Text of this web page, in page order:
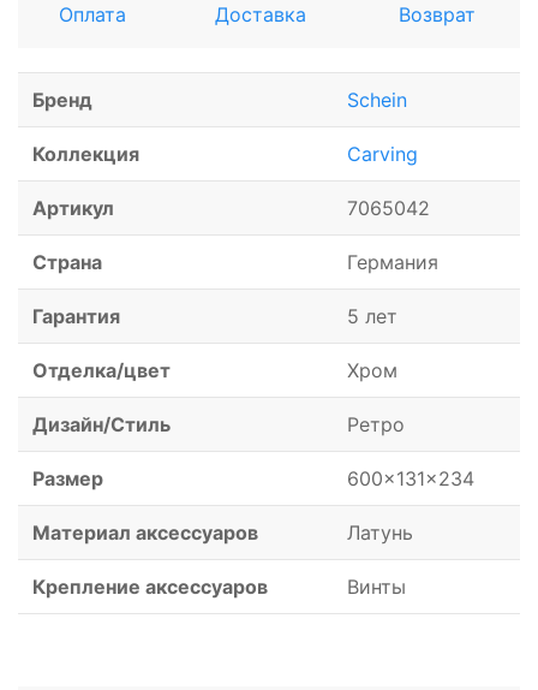
Оплата Доставка Возврат
Бренд Schein
Коллекция Carving
Артикул 7065042
Страна Германия
Гарантия 5 лет
Отделка/цвет Хром
Дизайн/Стиль Ретро
Размер 600x131x234
Материал аксессуаров Латунь
Крепление аксессуаров Винты